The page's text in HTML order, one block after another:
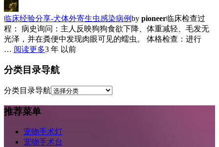
临床经验分享-犬体外寄生虫感染病例by pioneer临床检查过
程： 病史询问：主人反映狗狗食欲下降、体重减轻、毛发无
光泽，并在粪便中发现肉眼可见的蠕虫。 体格检查：进行
… 阅读更多3 年 以前
分类目录导航
分类目录导航
推荐菜单
宠物手术灯
宠物手术台